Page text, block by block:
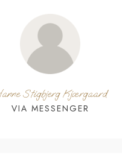
Stigbjerg Kjærgaard
VIA MESSENGER​